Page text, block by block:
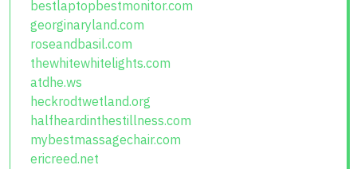
bestlaptopbestmonitor.com
georginaryland.com
roseandbasil.com
thewhitewhitelights.com
atdhe.ws
heckrodtwetland.org
halfheardinthestillness.com
mybestmassagechair.com
ericreed.net